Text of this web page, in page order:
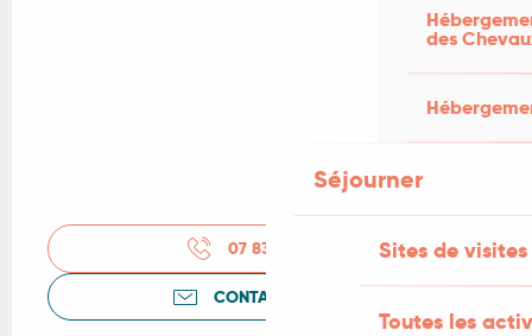
des
Séjourner
Sites de visites
Toutes les
07 83 52 71
CONTACTEZ-NOUS